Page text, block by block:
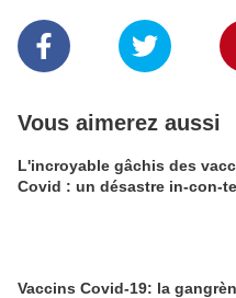
Vous aimerez aussi
L'incroyable gâchis des
Covid : un désastre in-con-
Vaccins Covid-19: la